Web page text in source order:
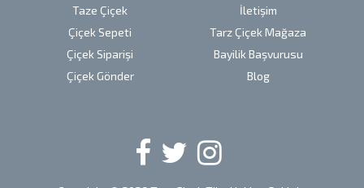
Taze Çiçek
Çiçek Sepeti
Çiçek Siparişi
Çiçek Gönder
İletişim
Tarz Çiçek Mağaza
Bayilik Başvurusu
Blog